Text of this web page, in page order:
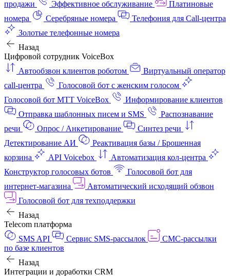
продажи
Эффективное обслуживание
Платиновые
номера
Серебряные номера
Телефония для Call-центра
Золотые телефонные номера
Назад
Цифровой сотрудник VoiceBox
Автообзвон клиентов роботом
Виртуальный оператор
call-центра
Голосовой бот с женским голосом
Голосовой бот МТТ VoiceBox
Информирование клиентов
Отправка шаблонных писем и SMS
Распознавание
речи
Опрос / Анкетирование
Синтез речи
Детектирование АИ
Реактивация базы / Брошенная
корзина
API Voicebox
Автоматизация кол‑центра
Конструктор голосовых ботов
Голосовой бот для
интернет‑магазина
Автоматический исходящий обзвон
Голосовой бот для техподдержки
Назад
Telecom платформа
SMS API
Сервис SMS-рассылок
СМС-рассылки
по базе клиентов
Назад
Интеграции и доработки CRM